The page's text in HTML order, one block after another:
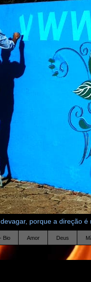
porque a direção é
Bio Amor Deus